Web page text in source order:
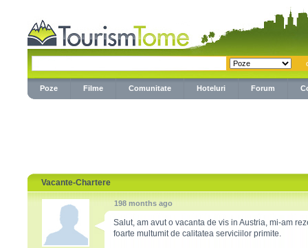
Poze Filme Comunitate Hoteluri Forum
Vacante-Chartere
198 months ago
Salut, am avut o vacanta de vis in Austria, mi-am
foarte multumit de calitatea serviciilor primite.